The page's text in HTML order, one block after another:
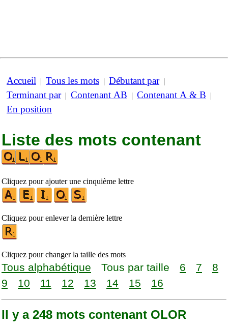
Accueil | Tous les mots | Débutant par|
Terminant par| Contenant AB | Contenant A & B |
En position
Liste des mots contenant
Cliquez pour ajouter une cinquième lettre
Cliquez pour enlever la dernière lettre
Cliquez pour changer la taille des mots
Tous alphabétique Tous par taille 6 7
8
9
10 11 12 13 14 15 16
Il y a 248 mots contenant OLOR